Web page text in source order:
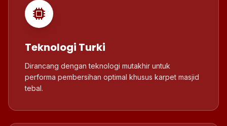
Teknologi Turki
Dirancang dengan teknologi mutakhir untuk
performa pembersihan optimal khusus karpet masjid
tebal.